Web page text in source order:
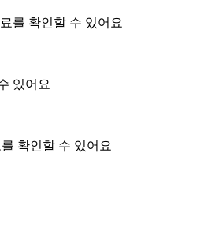
를 확인할 수 있어요
있어요
확인할 수 있어요